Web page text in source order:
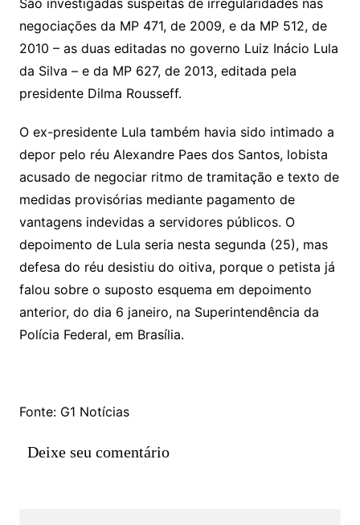
negociações da MP 471, de 2009, e da MP 512, de
2010 – as duas editadas no governo Luiz Inácio Lula
da Silva – e da MP 627, de 2013, editada pela
presidente Dilma Rousseff.
O ex-presidente Lula também havia sido intimado a
depor pelo réu Alexandre Paes dos Santos, lobista
acusado de negociar ritmo de tramitação e texto de
medidas provisórias mediante pagamento de
vantagens indevidas a servidores públicos. O
depoimento de Lula seria nesta segunda (25), mas
defesa do réu desistiu do oitiva, porque o petista já
falou sobre o suposto esquema em depoimento
anterior, do dia 6 janeiro, na Superintendência da
Polícia Federal, em Brasília.
Fonte: G1 Notícias
Deixe seu comentário